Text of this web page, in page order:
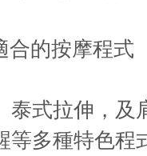
的按摩程式
式拉伸，及
等多種特色程